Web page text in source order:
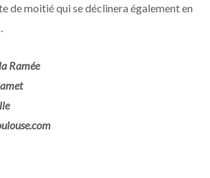
de moitié qui se déclinera également en
Ramée